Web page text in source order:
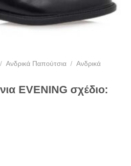
/ Ανδρικά Παπούτσια / Ανδρικά
EVENING σχέδιο:
Η